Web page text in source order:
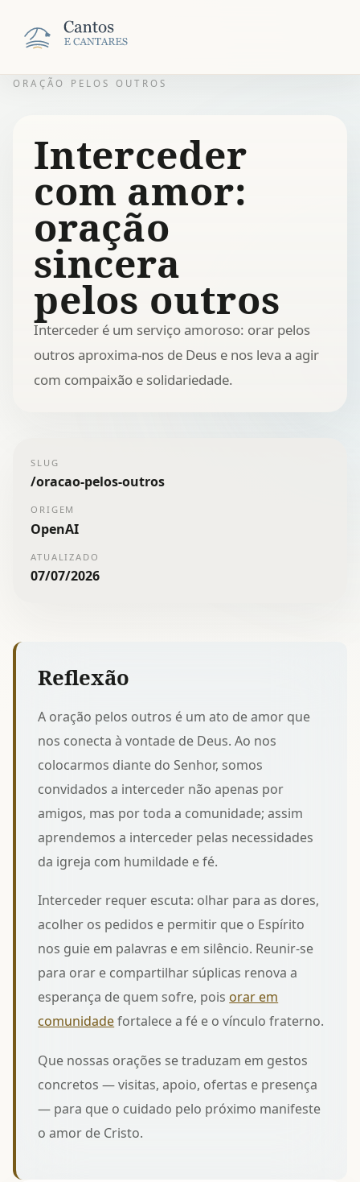
ORAÇÃO PELOS OUTROS
Interceder
com amor:
oração
sincera
pelos outros
Interceder é um serviço amoroso: orar pelos
outros aproxima-nos de Deus e nos leva a agir
com compaixão e solidariedade.
SLUG
/oracao-pelos-outros
ORIGEM
OpenAI
ATUALIZADO
07/07/2026
Reflexão
A oração pelos outros é um ato de amor que
nos conecta à vontade de Deus. Ao nos
colocarmos diante do Senhor, somos
convidados a interceder não apenas por
amigos, mas por toda a comunidade; assim
aprendemos a interceder pelas necessidades
da igreja com humildade e fé.
Interceder requer escuta: olhar para as dores,
acolher os pedidos e permitir que o Espírito
nos guie em palavras e em silêncio. Reunir-se
para orar e compartilhar súplicas renova a
esperança de quem sofre, pois orar em
comunidadefortalece a fé e o vínculo fraterno.
Que nossas orações se traduzam em gestos
concretos — visitas, apoio, ofertas e presença
— para que o cuidado pelo próximo manifeste
o amor de Cristo.